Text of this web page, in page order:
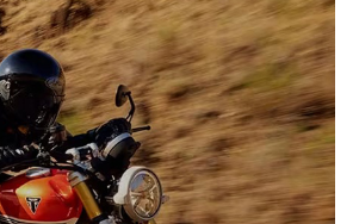
escolher a Saga
Triumph?
de fazer parte da nossa Casa de
Amigos: